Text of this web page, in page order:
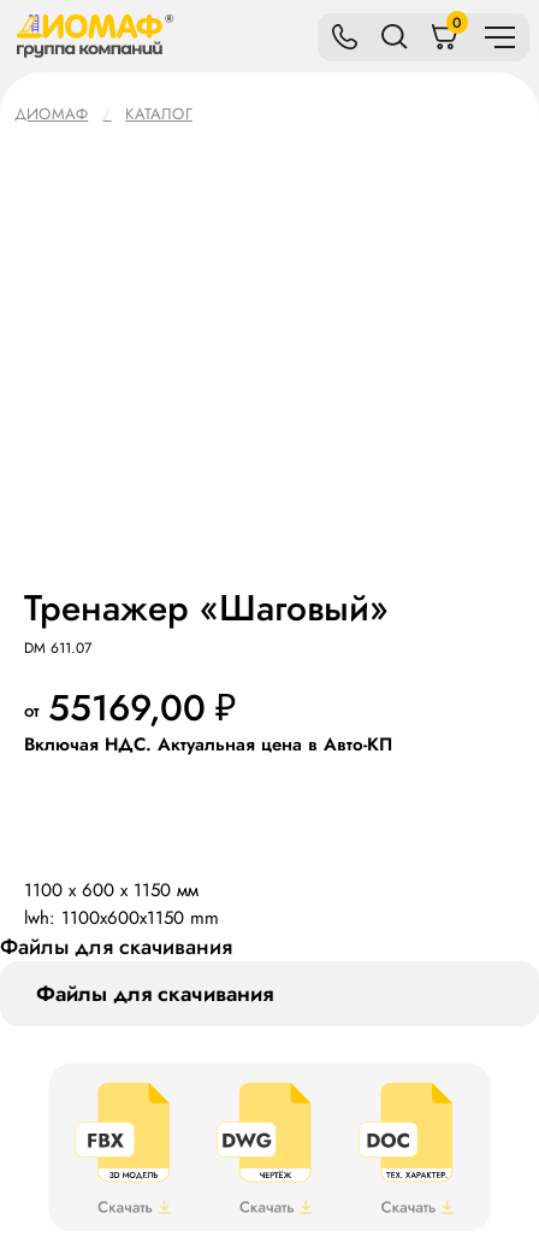
0
ДИОМАФ КАТАЛОГ
Тренажер «Шаговый»
DM 611.07
55169,00 ₽
1100 x 600 x 1150 мм
lwh: 1100x600x1150 mm
Файлы для скачивания
Файлы для скачивания